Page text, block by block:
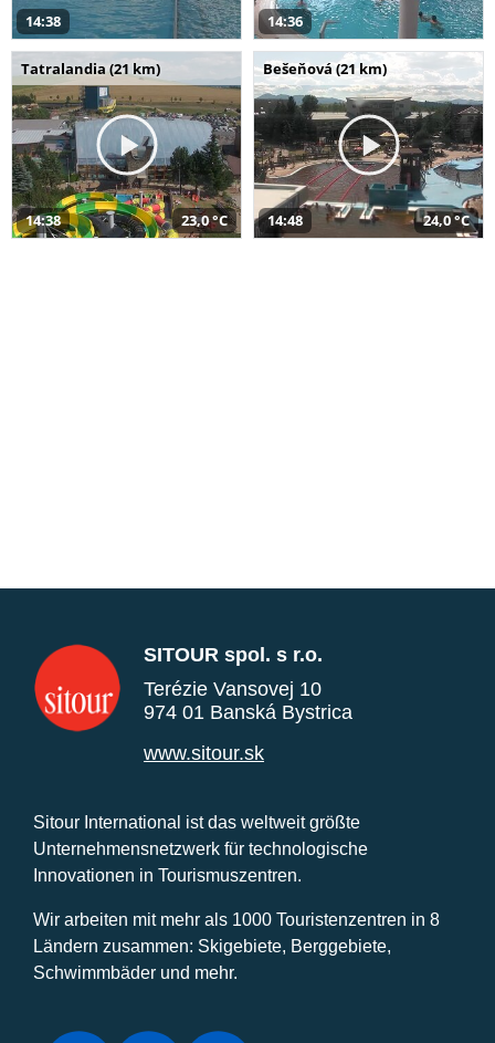
14:38 14:36
Tatralandia (21 km)
14:38 23,0 °C
Bešeňová (21 km)
14:48 24,0 °C
SITOUR spol. s r.o.
Terézie Vansovej 10
974 01 Banská Bystrica
www.sitour.sk
Sitour International ist das weltweit größte
Unternehmensnetzwerk für technologische
Innovationen in Tourismuszentren.
Wir arbeiten mit mehr als 1000 Touristenzentren in 8
Ländern zusammen: Skigebiete, Berggebiete,
Schwimmbäder und mehr.